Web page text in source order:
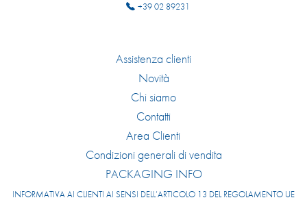
+39 02 89231
Assistenza clienti
Novità
Chi siamo
Contatti
Area Clienti
Condizioni generali di vendita
PACKAGING INFO
INFORMATIVA AI CLIENTI AI SENSI DELL’ARTICOLO 13 DEL REGOLAMENTO UE